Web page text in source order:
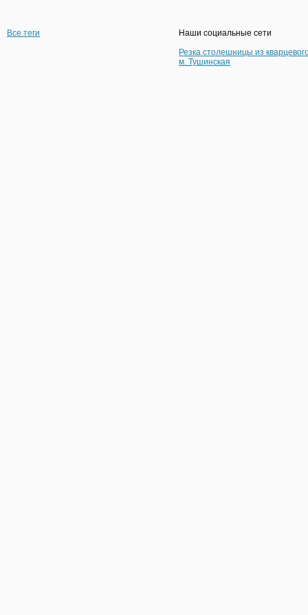
Все теги
Наши социальные сети
Резка столешницы из
м. Тушинская